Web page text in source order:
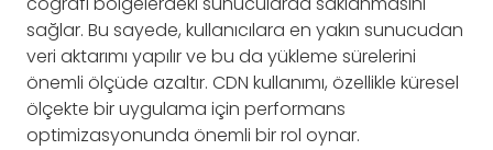
sağlar. Bu sayede, kullanıcılara en yakın sunucudan
veri aktarımı yapılır ve bu da yükleme sürelerini
önemli ölçüde azaltır. CDN kullanımı, özellikle küresel
ölçekte bir uygulama için performans
optimizasyonunda önemli bir rol oynar.